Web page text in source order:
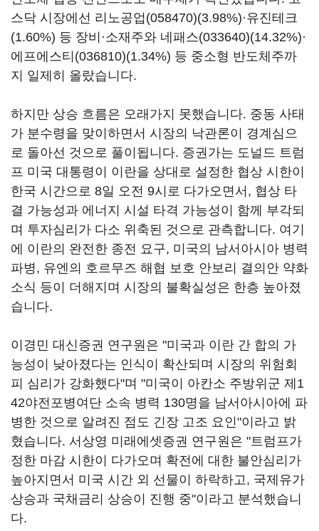
스닥 시장에선 리노공업(058470)(3.98%)·유진테크
(1.60%) 등 장비·소재주와 네패스(033640)(14.32%)·
에프에스티(036810)(1.34%) 등 중소형 반도체주까
지 일제히 올랐습니다.
하지만 상승 흐름은 오래가지 못했습니다. 중동 사태
가 분수령을 맞이하면서 시장의 낙관론이 경계심으
로 돌아선 것으로 풀이됩니다. 증권가는 도널드 트럼
프 미국 대통령이 이란을 상대로 설정한 협상 시한이
한국 시간으로 8일 오전 9시로 다가오면서, 협상 타
결 가능성과 에너지 시설 타격 가능성이 함께 부각되
며 투자심리가 다소 위축된 것으로 관측합니다. 여기
에 이란의 완전한 종전 요구, 미국의 남서아시아 병력
파병, 유엔의 호르무즈 해협 보호 안보리 결의안 약화
소식 등이 더해지며 시장의 불확실성은 한층 높아졌
습니다.
이경민 대신증권 연구원은 "미국과 이란 간 합의 가
능성이 낮아졌다는 인식이 확산되며 시장의 위험회
피 심리가 강화했다"며 "미국이 아칸소 주방위군 제1
42야전포병여단 소속 병력 130명을 남서아시아에 파
병한 것으로 알려진 점도 긴장 고조 요인"이라고 밝
혔습니다. 서상영 미래에셋증권 연구원은 "트럼프가
정한 마감 시한이 다가오며 확전에 대한 불안심리가
높아지면서 미국 시간 외 선물이 하락하고, 국제유가
상승과 국채금리 상승이 진행 중"이라고 분석했습니
다.